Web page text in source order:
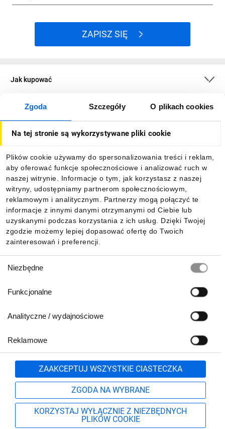
Zgoda Szczegóły O plikach cookies
Na tej stronie są wykorzystywane pliki cookie
Plików cookie używamy do spersonalizowania treści i reklam,
aby oferować funkcje społecznościowe i analizować ruch w
naszej witrynie. Informacje o tym, jak korzystasz z naszej
witryny, udostępniamy partnerom społecznościowym,
reklamowym i analitycznym. Partnerzy mogą połączyć te
informacje z innymi danymi otrzymanymi od Ciebie lub
uzyskanymi podczas korzystania z ich usług. Dzięki Twojej
zgodzie możemy lepiej dopasować ofertę do Twoich
zainteresowań i preferencji.
zgody
Niezbędne
Funkcjonalne
Analityczne / wydajnościowe
Reklamowe
ZAAKCEPTUJ WSZYSTKIE CIASTECZKA
ZGODA NA WYBRANE
KORZYSTAJ WYŁĄCZNIE Z NIEZBĘDNYCH
PLIKÓW COOKIE
ZAPISZ SIĘ
Jak kupować
O firmie
Informacje
Pobierz naszą aplikację mobilną:
801 500 700 lub
71 37 61 600
Formularz kontaktowy